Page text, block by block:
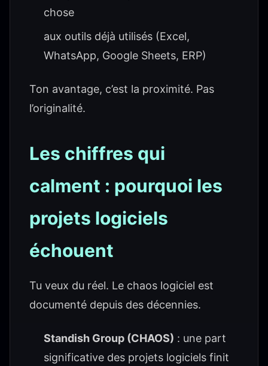
chose
aux outils déjà utilisés (Excel,
WhatsApp, Google Sheets, ERP)
Ton avantage, c’est la proximité. Pas
l’originalité.
Les chiffres qui
calment : pourquoi les
projets logiciels
échouent
Tu veux du réel. Le chaos logiciel est
documenté depuis des décennies.
Standish Group (CHAOS) : une part
significative des projets logiciels finit